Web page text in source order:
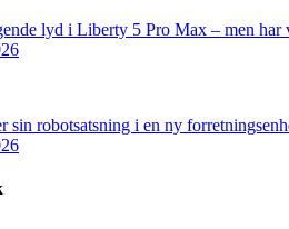
lyd i Liberty 5 Pro Max – men har
sin robotsatsning i en ny